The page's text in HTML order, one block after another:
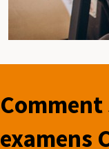
examens